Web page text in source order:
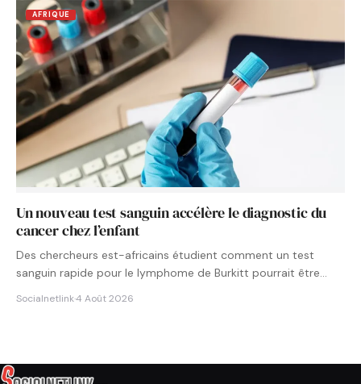
AFRIQUE
Un nouveau test sanguin accélère le diagnostic du
cancer chez l’enfant
Des chercheurs est-africains étudient comment un test
sanguin rapide pour le lymphome de Burkitt pourrait être
Socialnetlink·4 Août 2026